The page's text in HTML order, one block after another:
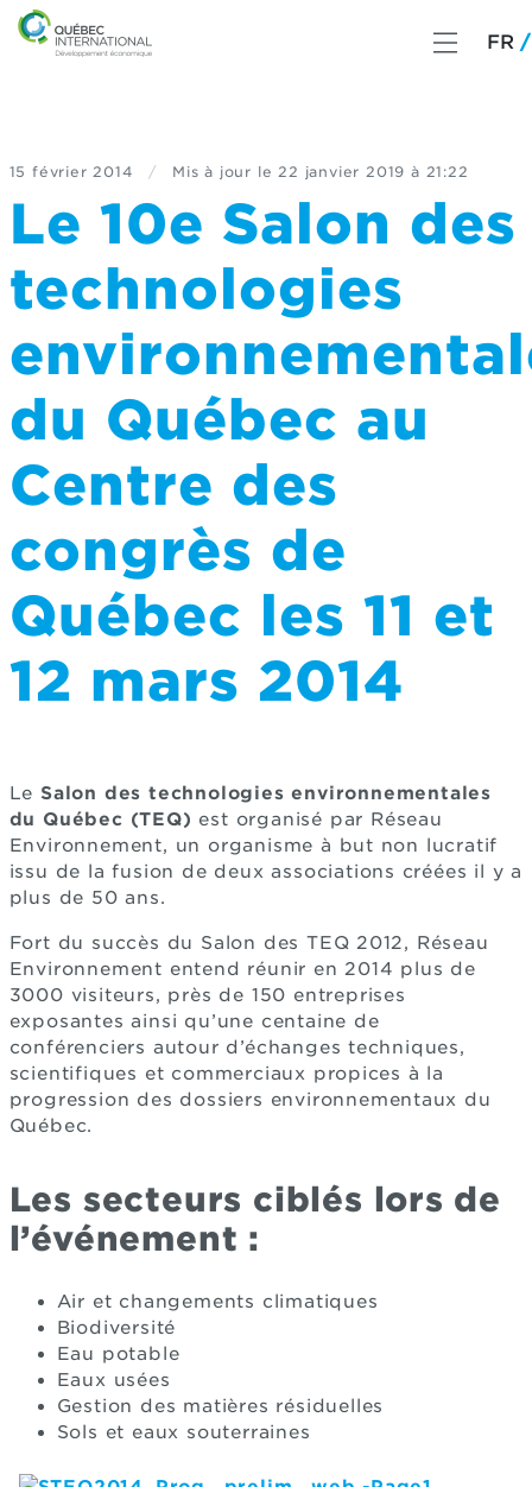
FR
15 février 2014 / Mis à jour le 22 janvier 2019 à 21:22
Le 10e Salon des
technologies
du Québec au
Centre des
congrès de
Québec les 11 et
12 mars 2014
Le Salon des technologies environnementales
du Québec (TEQ) est organisé par Réseau
Environnement, un organisme à but non lucratif
issu de la fusion de deux associations créées il y a
plus de 50 ans.
Fort du succès du Salon des TEQ 2012, Réseau
Environnement entend réunir en 2014 plus de
3000 visiteurs, près de 150 entreprises
exposantes ainsi qu’une centaine de
conférenciers autour d’échanges techniques,
scientifiques et commerciaux propices à la
progression des dossiers environnementaux du
Québec.
Les secteurs ciblés lors de
l’événement :
Air et changements climatiques
Biodiversité
Eau potable
Eaux usées
Gestion des matières résiduelles
Sols et eaux souterraines